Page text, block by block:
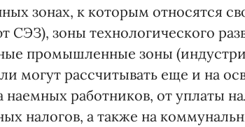
зонах, к которым относятся
СЭЗ), зоны технологического
промышленные зоны
могут рассчитывать еще и на
наемных работников, от уплаты
налогов, а также на